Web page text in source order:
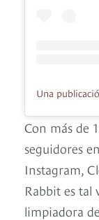
Con más de
seguidores en
Instagram,
Rabbit es tal
limpiadora